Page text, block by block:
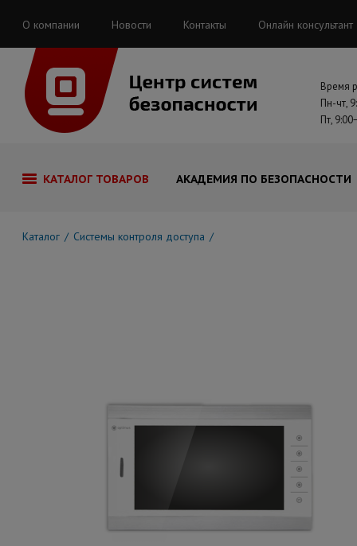
О компании Новости Контакты Онлайн консультант
Время
Пн-чт,
Пт,
КАТАЛОГ ТОВАРОВ АКАДЕМИЯ ПО БЕЗОПАСНОСТИ
Каталог Системы контроля доступа